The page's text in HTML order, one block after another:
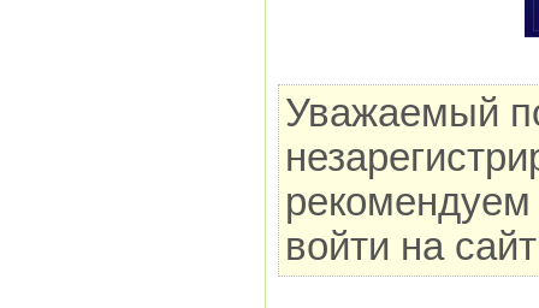
Уважаемый
рекомендуем
войти на